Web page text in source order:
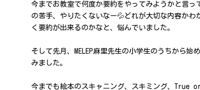
今までお教室で何度か要約をやってみようかと言
の苦手、やりたくないなー💦どれが大切な内容か
く要約が出来るのかなと、悩んでいました。
そして先月、MELEP麻里先生の小学生のうちから
みました。
今までも絵本のスキャニング、スキミング、True